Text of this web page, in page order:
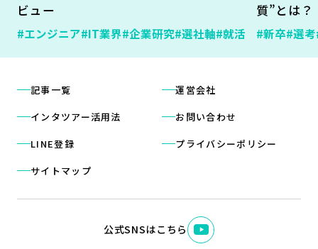
ビュー
#エンジニア#IT業界#企業研究#選社軸#就活
質”とは？
#新卒#選考
記事一覧
インタツアー活用法
LINE登録
サイトマップ
運営会社
お問い合わせ
プライバシーポリシー
公式SNSはこちら